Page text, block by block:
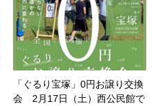
「ぐるり宝塚」0円お譲り交換
会 2月17日（土）西公民館で